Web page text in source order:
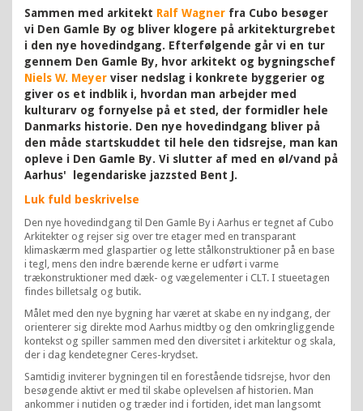
Sammen med arkitekt Ralf Wagner fra Cubo besøger
vi Den Gamle By og bliver klogere på arkitekturgrebet
i den nye hovedindgang. Efterfølgende går vi en tur
gennem Den Gamle By, hvor arkitekt og bygningschef
Niels W. Meyer viser nedslag i konkrete byggerier og
giver os et indblik i, hvordan man arbejder med
kulturarv og fornyelse på et sted, der formidler hele
Danmarks historie. Den nye hovedindgang bliver på
den måde startskuddet til hele den tidsrejse, man kan
opleve i Den Gamle By. Vi slutter af med en øl/vand på
Aarhus' legendariske jazzsted Bent J.
Luk fuld beskrivelse
Den nye hovedindgang til Den Gamle By i Aarhus er tegnet af Cubo
Arkitekter og rejser sig over tre etager med en transparant
klimaskærm med glaspartier og lette stålkonstruktioner på en base
i tegl, mens den indre bærende kerne er udført i varme
trækonstruktioner med dæk- og vægelementer i CLT. I stueetagen
findes billetsalg og butik.
Målet med den nye bygning har været at skabe en ny indgang, der
orienterer sig direkte mod Aarhus midtby og den omkringliggende
kontekst og spiller sammen med den diversitet i arkitektur og skala,
der i dag kendetegner Ceres-krydset.
Samtidig inviterer bygningen til en forestående tidsrejse, hvor den
besøgende aktivt er med til skabe oplevelsen af historien. Man
ankommer i nutiden og træder ind i fortiden, idet man langsomt